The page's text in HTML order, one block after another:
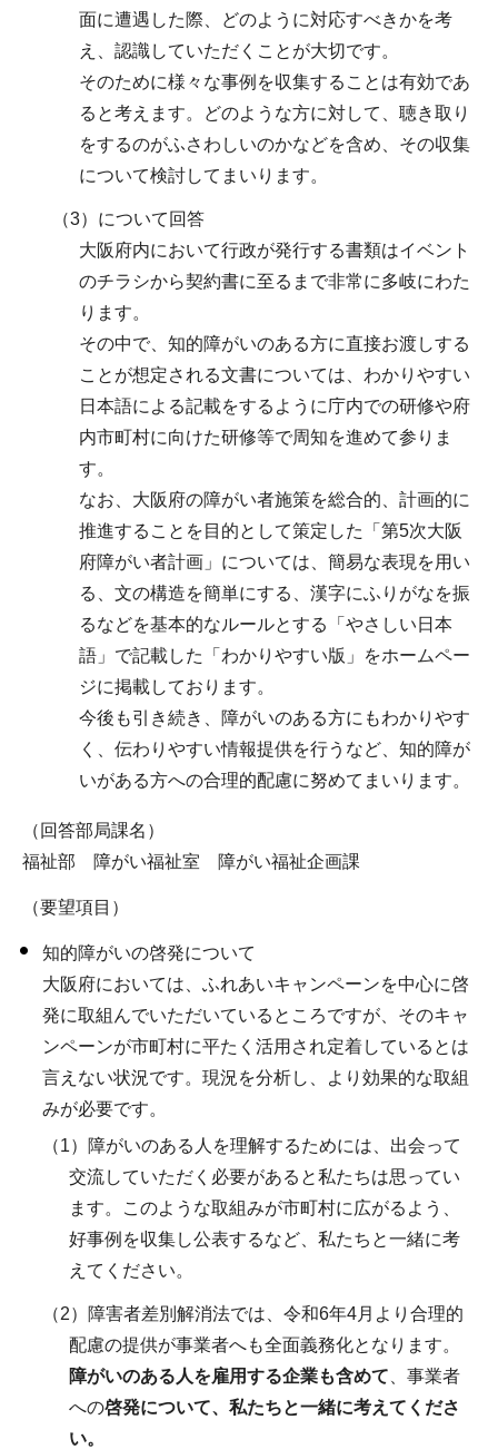
面に遭遇した際、どのように対応すべきかを考
え、認識していただくことが大切です。
そのために様々な事例を収集することは有効であ
ると考えます。どのような方に対して、聴き取り
をするのがふさわしいのかなどを含め、その収集
について検討してまいります。
（3）について回答
大阪府内において行政が発行する書類はイベント
のチラシから契約書に至るまで非常に多岐にわた
ります。
その中で、知的障がいのある方に直接お渡しする
ことが想定される文書については、わかりやすい
日本語による記載をするように庁内での研修や府
内市町村に向けた研修等で周知を進めて参りま
す。
なお、大阪府の障がい者施策を総合的、計画的に
推進することを目的として策定した「第5次大阪
府障がい者計画」については、簡易な表現を用い
る、文の構造を簡単にする、漢字にふりがなを振
るなどを基本的なルールとする「やさしい日本
語」で記載した「わかりやすい版」をホームペー
ジに掲載しております。
今後も引き続き、障がいのある方にもわかりやす
く、伝わりやすい情報提供を行うなど、知的障が
いがある方への合理的配慮に努めてまいります。
（回答部局課名）
福祉部 障がい福祉室 障がい福祉企画課
（要望項目）
知的障がいの啓発について
大阪府においては、ふれあいキャンペーンを中心に啓
発に取組んでいただいているところですが、そのキャ
ンペーンが市町村に平たく活用され定着しているとは
言えない状況です。現況を分析し、より効果的な取組
みが必要です。
（1）障がいのある人を理解するためには、出会って
交流していただく必要があると私たちは思ってい
ます。このような取組みが市町村に広がるよう、
好事例を収集し公表するなど、私たちと一緒に考
えてください。
（2）障害者差別解消法では、令和6年4月より合理的
配慮の提供が事業者へも全面義務化となります。
障がいのある人を雇用する企業も含めて 、事業者
への啓発について、私たちと一緒に考えてくださ
い。